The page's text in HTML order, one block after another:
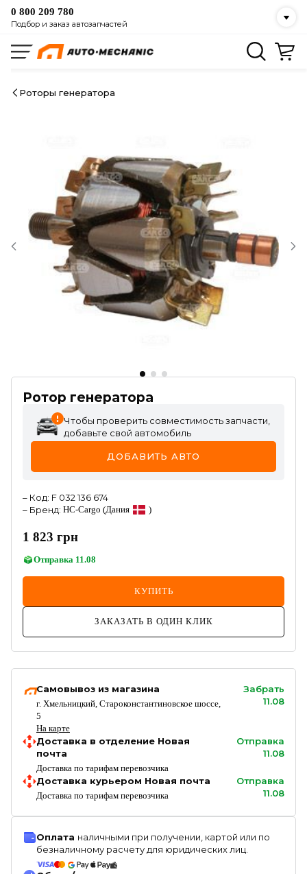
0 800 209 780
Подбор и заказ автозапчастей
Роторы генератора
Ротор генератора
Чтобы проверить совместимость запчасти,
добавьте свой автомобиль
ДОБАВИТЬ АВТО
– Код: F 032 136 674
– Бренд: HC-Cargo (Дания )
1 823 грн
Отправка 11.08
КУПИТЬ
ЗАКАЗАТЬ В ОДИН КЛИК
Самовывоз из магазина
г. Хмельницкий, Староконстантиновское шоссе,
5
На карте
Забрать
11.08
Доставка в отделение Новая
почта
Доставка по тарифам перевозчика
Отправка
11.08
Доставка курьером Новая почта
Доставка по тарифам перевозчика
Отправка
11.08
Оплата наличными при получении, картой или по
безналичному расчету для юридических лиц.